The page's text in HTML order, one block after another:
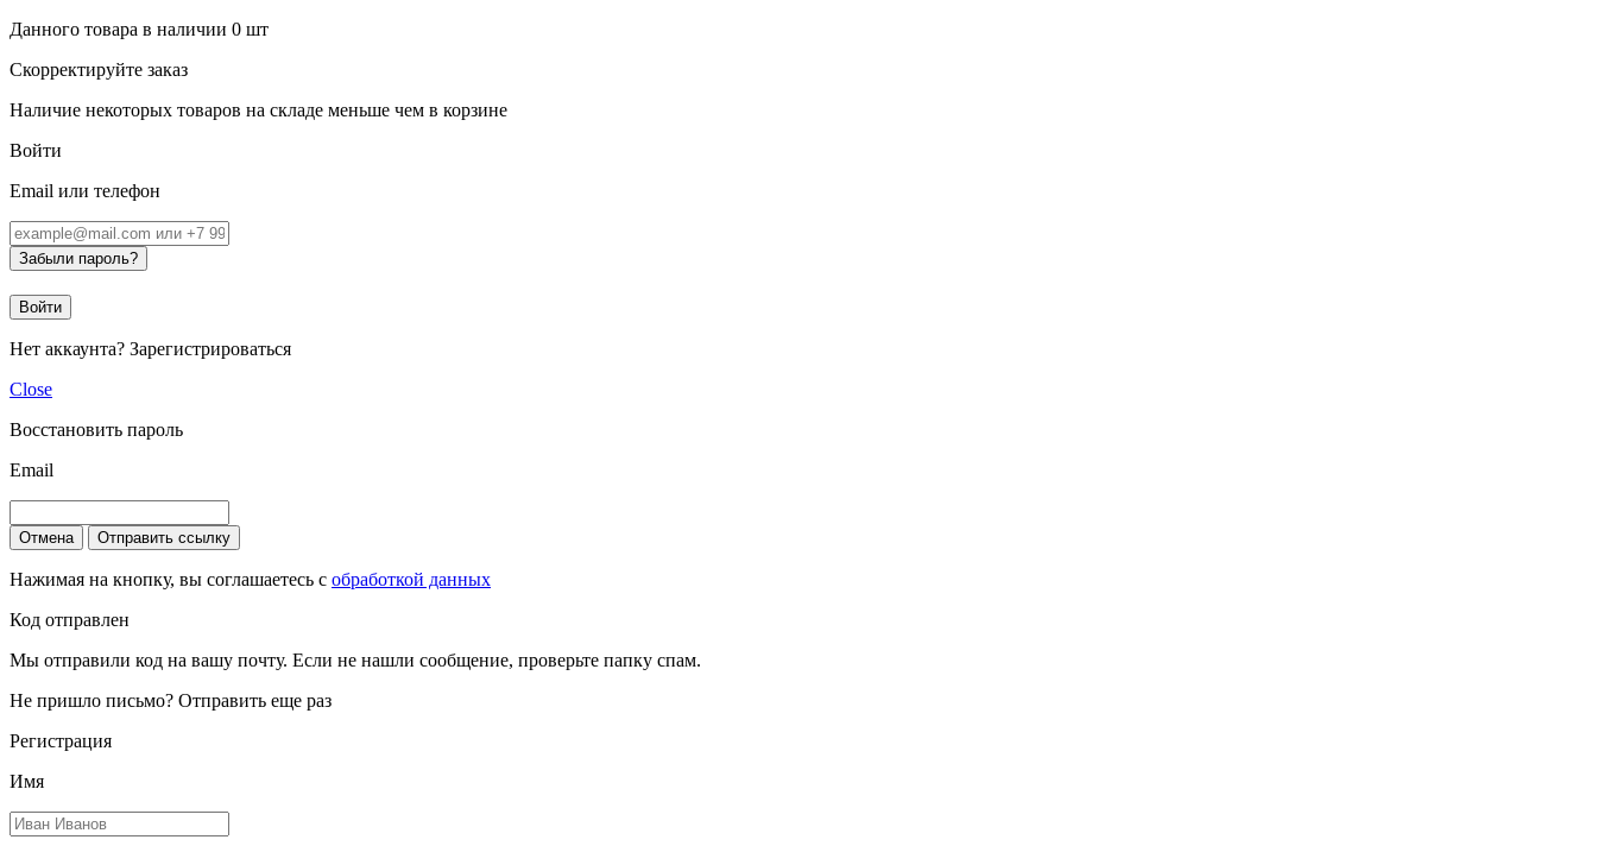
Данного товара в наличии 0 шт
Скорректируйте заказ
Наличие некоторых товаров на складе меньше чем в корзине
Войти
Email или телефон
Забыли пароль?
Войти
Нет аккаунта? Зарегистрироваться
Close
Восстановить пароль
Email
Отмена Отправить ссылку
Нажимая на кнопку, вы соглашаетесь с обработкой данных
Код отправлен
Мы отправили код на вашу почту. Если не нашли сообщение, проверьте папку спам.
Не пришло письмо? Отправить еще раз
Регистрация
Имя